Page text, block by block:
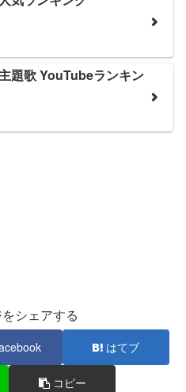
題歌 YouTubeランキン
シェアする
はてブ
コピー